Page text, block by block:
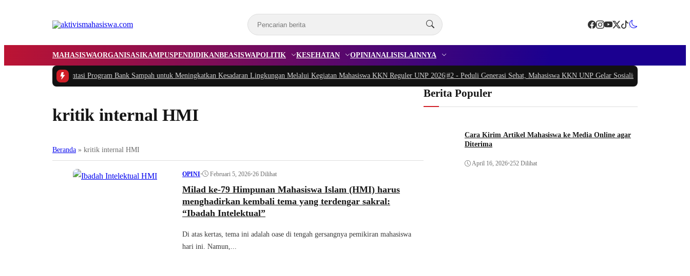
MAHASISWAORGANISASIKAMPUSPENDIDIKANBEASISWAPOLITIK KESEHATAN OPINIANALISISLAINNYA
dan Implementasi Program Bank Sampah untuk Meningkatkan Kesadaran Lingkungan Melalui Kegiatan Mahasiswa KKN Reguler UNP 2026| #2 -Peduli Generasi Sehat, Mahasiswa KKN UNP Gelar Sosialisasi Pencegahan
kritik internal HMI
Beranda » kritik internal HMI
OPINI• Februari 5, 2026•26 Dilihat
Milad ke-79 Himpunan Mahasiswa Islam (HMI) harus
menghadirkan kembali tema yang terdengar sakral:
“Ibadah Intelektual”
Di atas kertas, tema ini adalah oase di tengah gersangnya pemikiran mahasiswa
hari ini. Namun,...
Berita Populer
Cara Kirim Artikel Mahasiswa ke Media Online agar
Diterima
April 16, 2026•252 Dilihat